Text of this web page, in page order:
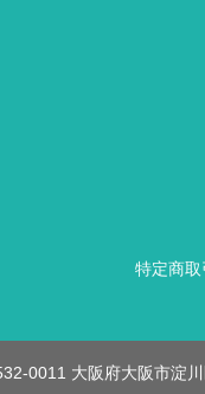
特定商
0011 大阪府大阪市淀